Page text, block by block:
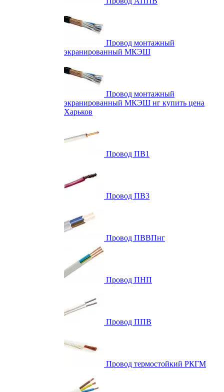
Провод монтажный
экранированный МКЭШ
Провод монтажный
экранированный МКЭШ нг купить цена
Харьков
Провод ПВ1
Провод ПВ3
Провод ПВВПнг
Провод ПНП
Провод ППВ
Провод термостойкий РКГМ